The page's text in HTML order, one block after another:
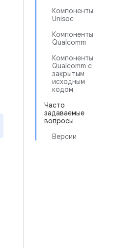
Компоненты
Unisoc
Компоненты
Qualcomm
Компоненты
Qualcomm с
закрытым
исходным
кодом
Часто
задаваемые
вопросы
Версии